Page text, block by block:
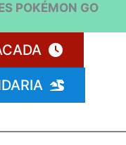
POKÉMON GO